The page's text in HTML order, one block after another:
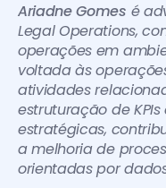
Ariadne Gomes é
Legal Operations,
operações em
voltada às
atividades
estruturação de
estratégicas,
a melhoria de
orientadas por